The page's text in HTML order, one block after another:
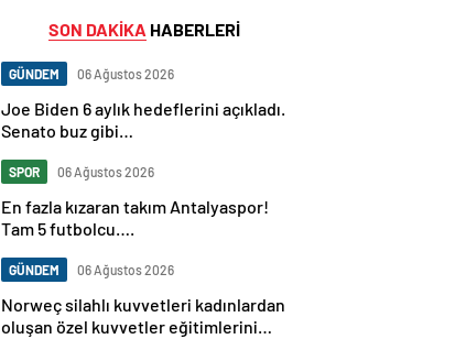
SON DAKİKA HABERLERİ
GÜNDEM 06 Ağustos 2026
Joe Biden 6 aylık hedeflerini açıkladı.
Senato buz gibi…
SPOR 06 Ağustos 2026
En fazla kızaran takım Antalyaspor!
Tam 5 futbolcu….
GÜNDEM 06 Ağustos 2026
Norweç silahlı kuvvetleri kadınlardan
oluşan özel kuvvetler eğitimlerini